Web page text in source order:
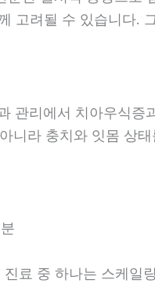
고려될 수 있습니다
리에서 치아우식
니라 충치와 잇몸 상
료 중 하나는 스케